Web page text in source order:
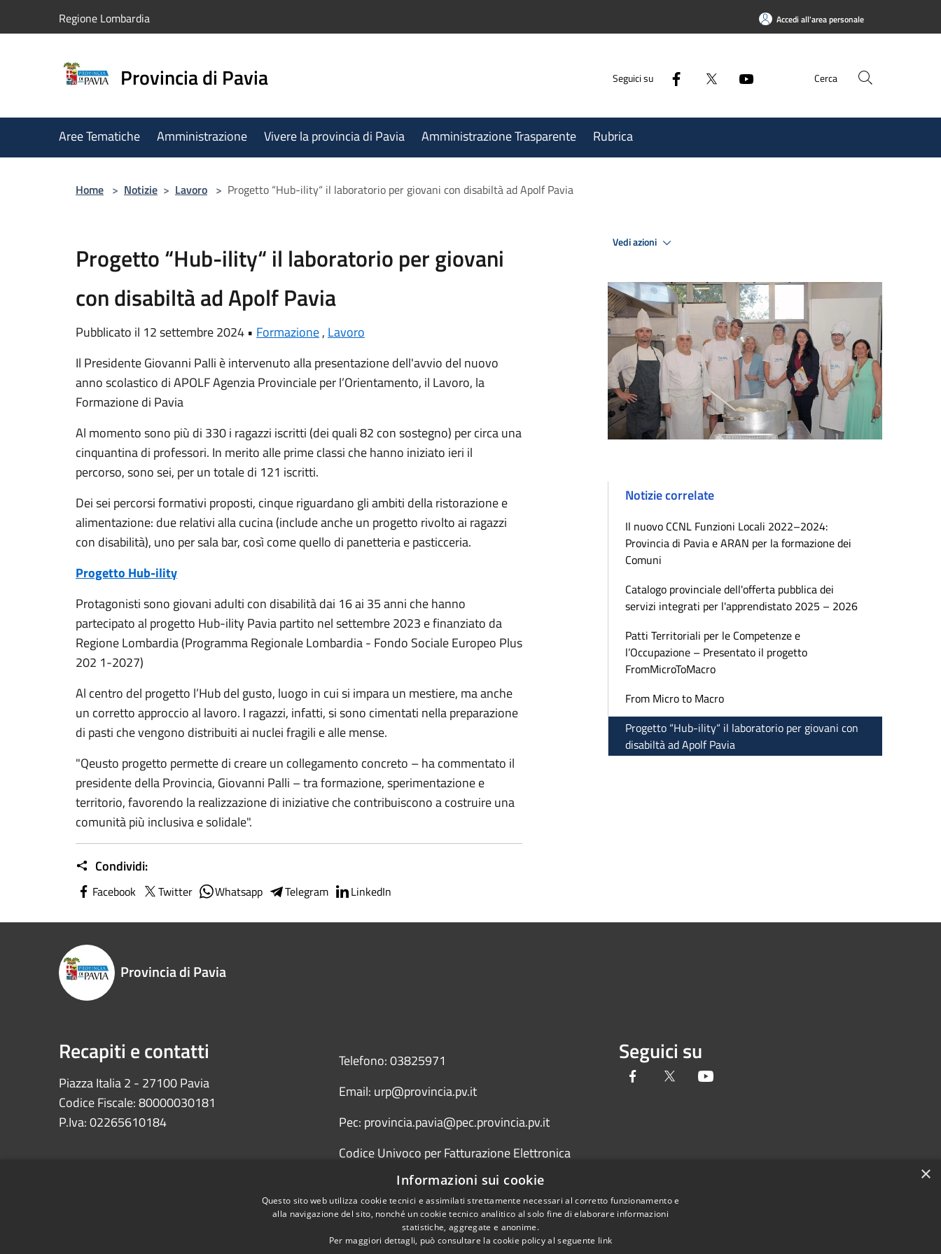
Regione Lombardia Accedi all'area personale
Provincia di Pavia Seguici su Cerca
Aree Tematiche Amministrazione Vivere la provincia di Pavia Amministrazione Trasparente Rubrica
Home > Notizie > Lavoro > Progetto “Hub-ility“ il laboratorio per giovani con disabiltà ad Apolf Pavia
Progetto “Hub-ility“ il laboratorio per giovani
con disabiltà ad Apolf Pavia
Pubblicato il 12 settembre 2024 • Formazione, Lavoro
Il Presidente Giovanni Palli è intervenuto alla presentazione dell'avvio del nuovo
anno scolastico di APOLFAgenzia Provinciale per l’Orientamento, il Lavoro, la
Formazionedi Pavia
Al momento sono più di 330 i ragazzi iscritti (dei quali 82 con sostegno) per circa una
cinquantina di professori. In merito alle prime classi che hanno iniziato ieri il
percorso, sono sei, per un totale di 121 iscritti.
Dei sei percorsi formativi proposti, cinque riguardano gli ambiti della ristorazione e
alimentazione: due relativi alla cucina (include anche un progetto rivolto ai ragazzi
con disabilità), uno per sala bar, così come quello di panetteria e pasticceria.
Progetto Hub-ility
Protagonisti sono giovani adulti con disabilità dai 16 ai 35 anni che hanno
partecipato al progetto Hub-ility Pavia partito nel settembre 2023 e finanziato da
Regione Lombardia (Programma Regionale Lombardia - Fondo Sociale Europeo Plus
202 1-2027)
Al centro del progetto l’Hub del gusto, luogo in cui si impara un mestiere, ma anche
un corretto approccio al lavoro. I ragazzi, infatti, si sono cimentati nella preparazione
di pasti che vengono distribuiti ai nuclei fragili e alle mense.
"Qeusto progetto permette di creare un collegamento concreto – ha commentato il
presidente della Provincia, Giovanni Palli – tra formazione, sperimentazione e
territorio, favorendo la realizzazione di iniziative che contribuiscono a costruire una
comunità più inclusiva e solidale".
Condividi:
Facebook Twitter Whatsapp Telegram LinkedIn
Vedi azioni
Notizie correlate
Il nuovo CCNL Funzioni Locali 2022–2024:
Provincia di Pavia e ARAN per la formazione dei
Comuni
Catalogo provinciale dell'offerta pubblica dei
servizi integrati per l'apprendistato 2025 – 2026
Patti Territoriali per le Competenze e
l’Occupazione – Presentato il progetto
FromMicroToMacro
From Micro to Macro
Progetto “Hub-ility“ il laboratorio per giovani con
disabiltà ad Apolf Pavia
Provincia di Pavia
Recapiti e contatti
Piazza Italia 2 - 27100 Pavia
Codice Fiscale: 80000030181
P.Iva: 02265610184
Telefono: 03825971
Email: urp@provincia.pv.it
Pec: provincia.pavia@pec.provincia.pv.it
Codice Univoco per Fatturazione Elettronica
(Fattura PA) UFYCZU
Seguici su
Facebook Twitter
×
Informazioni sui cookie
Questo sito web utilizza cookie tecnici e assimilati strettamente necessari al corretto funzionamento e
alla navigazione del sito, nonché un cookie tecnico analitico al solo fine di elaborare informazioni
statistiche, aggregate e anonime.
Per maggiori dettagli, può consultare la cookie policy al seguente link